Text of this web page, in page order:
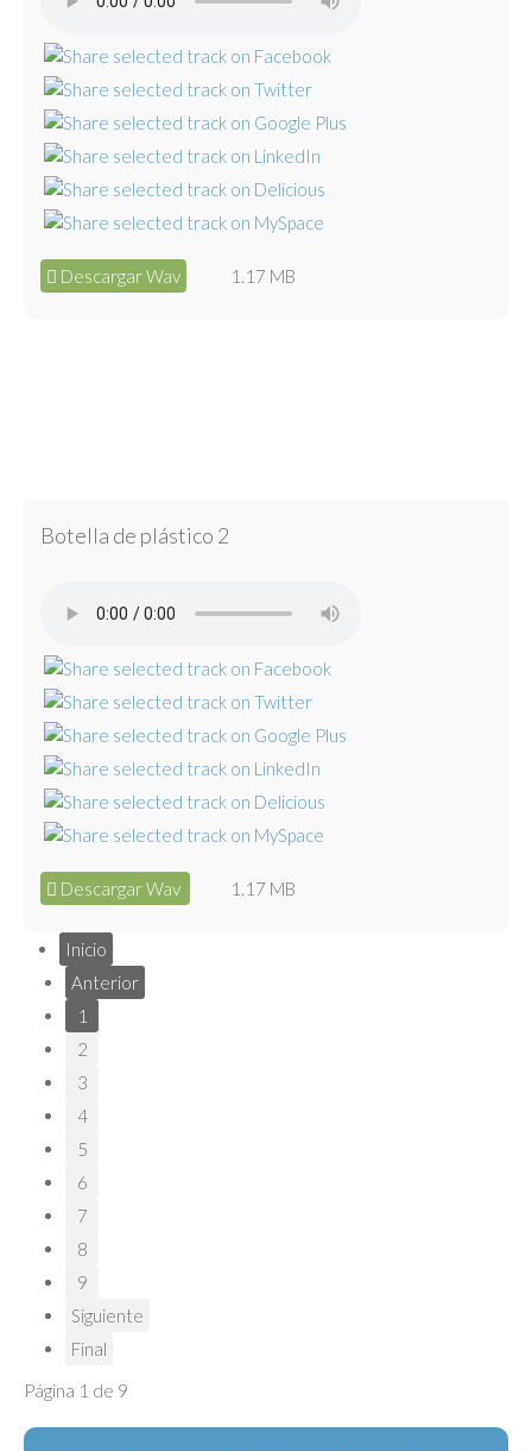
Descargar Wav 1.17 MB
Botella de plástico 2
Descargar Wav 1.17 MB
Inicio
Anterior
1
2
3
4
5
6
7
8
9
Siguiente
Final
Página 1 de 9